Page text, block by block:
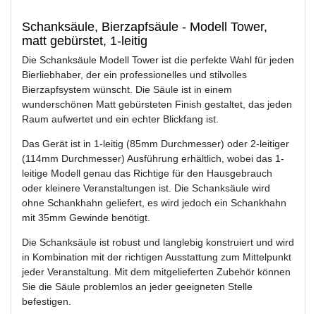
Schanksäule, Bierzapfsäule - Modell Tower,
matt gebürstet, 1-leitig
Die Schanksäule Modell Tower ist die perfekte Wahl für jeden
Bierliebhaber, der ein professionelles und stilvolles
Bierzapfsystem wünscht. Die Säule ist in einem
wunderschönen Matt gebürsteten Finish gestaltet, das jeden
Raum aufwertet und ein echter Blickfang ist.
Das Gerät ist in 1-leitig (85mm Durchmesser) oder 2-leitiger
(114mm Durchmesser) Ausführung erhältlich, wobei das 1-
leitige Modell genau das Richtige für den Hausgebrauch
oder kleinere Veranstaltungen ist. Die Schanksäule wird
ohne Schankhahn geliefert, es wird jedoch ein Schankhahn
mit 35mm Gewinde benötigt.
Die Schanksäule ist robust und langlebig konstruiert und wird
in Kombination mit der richtigen Ausstattung zum Mittelpunkt
jeder Veranstaltung. Mit dem mitgelieferten Zubehör können
Sie die Säule problemlos an jeder geeigneten Stelle
befestigen.